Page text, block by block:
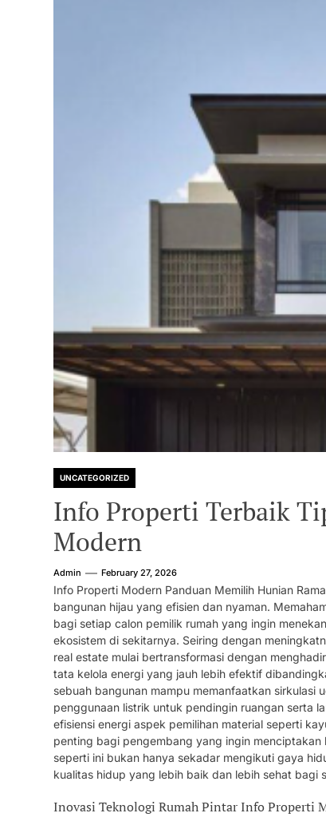
UNCATEGORIZED
Info Properti Terbaik
Modern
Admin February 27, 2026
Info Properti Modern Panduan Memilih Hunian
bangunan hijau yang efisien dan nyaman.
bagi setiap calon pemilik rumah yang ingin
ekosistem di sekitarnya. Seiring dengan
real estate mulai bertransformasi dengan
tata kelola energi yang jauh lebih efektif
sebuah bangunan mampu memanfaatkan sirkulasi
penggunaan listrik untuk pendingin ruangan serta
efisiensi energi aspek pemilihan material seperti
penting bagi pengembang yang ingin
seperti ini bukan hanya sekadar mengikuti gaya
kualitas hidup yang lebih baik dan lebih sehat
Inovasi Teknologi Rumah Pintar Info Properti